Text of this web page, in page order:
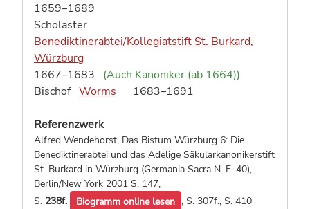
1659–1689
Scholaster
Benediktinerabtei/Kollegiatstift St. Burkard,
Würzburg
1667–1683
(Auch Kanoniker (ab 1664))
Bischof Worms 1683–1691
Referenzwerk
Alfred Wendehorst, Das Bistum Würzburg 6: Die
Benediktinerabtei und das Adelige Säkularkanonikerstift
St. Burkard in Würzburg (Germania Sacra N. F. 40),
Berlin/New York 2001 S. 147,
S. 238f. Biogramm online lesen , S. 307f., S. 410